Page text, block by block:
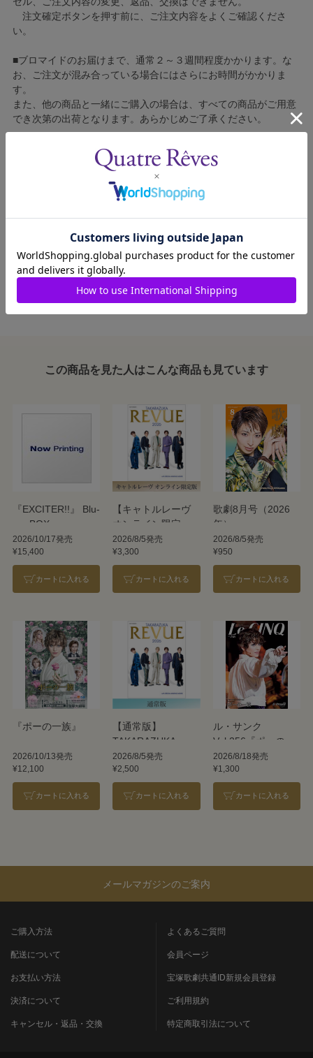
注文確定ボタンを押す前に、ご注文内容をよくご確認くださ
い。
■ブロマイドのお届けまで、通常２～３週間程度かかります。な
お、ご注文が混み合っている場合にはさらにお時間がかかりま
す。
また、他の商品と一緒にご購入の場合は、すべての商品がご用意
でき次第の出荷となります。あらかじめご了承ください。
■コンビニ決済をご利用の場合はご入金確認後の製造となりま
■ブロマイドの個包装はしておりません。
■ブロマイドに不良がございましたら、良品と交換いたしますの
で、お手数ですが弊社カスタマーセンターへご連絡ください。
1309444-004
この商品を見た人はこんな商品も見ています
『EXCITER!!』 Blu-
ray BOX
2026/10/17発売
¥15,400
カートに入れる
【キャトルレーヴ
オンライン限定
版】TAKARAZUKA
REVUE 2026
2026/8/5発売
¥3,300
カートに入れる
歌劇8月号（2026
年）
2026/8/5発売
¥950
カートに入れる
『ポーの一族』
2026/10/13発売
¥12,100
カートに入れる
【通常版】
TAKARAZUKA
REVUE 2026
2026/8/5発売
¥2,500
カートに入れる
ル・サンク
Vol.256『ポーの一
族』＜雪組＞
2026/8/18発売
¥1,300
カートに入れる
メールマガジンのご案内
ご購入方法
配送について
お支払い方法
決済について
キャンセル・返品・交換
よくあるご質問
会員ページ
宝塚歌劇共通ID新規会員登録
ご利用規約
特定商取引法について